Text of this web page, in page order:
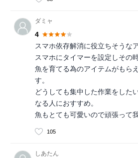
ダミャ
4
スマホ依存解消に役立ちそうなア
スマホにタイマーを設定しその
魚を育てる為のアイテムがもら
す。
どうしても集中した作業をした
なる人におすすめ。
魚もとても可愛いので頑張って
105
しあたん